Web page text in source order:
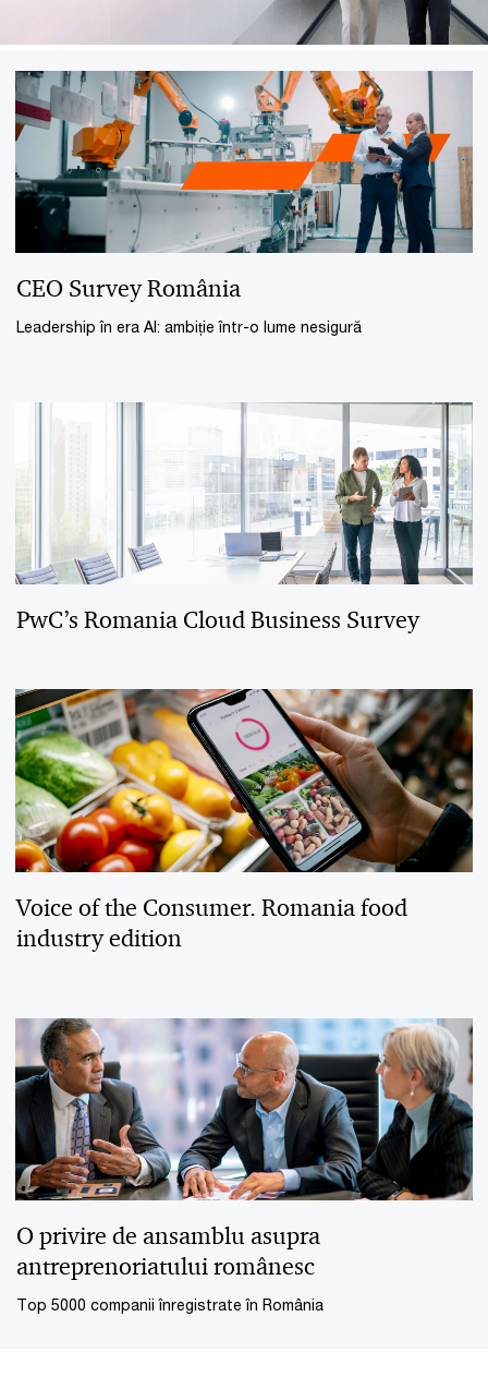
CEO Survey România
Leadership în era AI: ambiție într-o lume nesigură
PwC’s Romania Cloud Business Survey
Voice of the Consumer. Romania food
industry edition
O privire de ansamblu asupra
antreprenoriatului românesc
Top 5000 companii înregistrate în România